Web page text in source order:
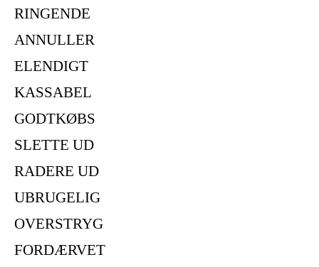
RINGENDE
ANNULLER
ELENDIGT
KASSABEL
GODTKØBS
SLETTE UD
RADERE UD
UBRUGELIG
OVERSTRYG
FORDÆRVET